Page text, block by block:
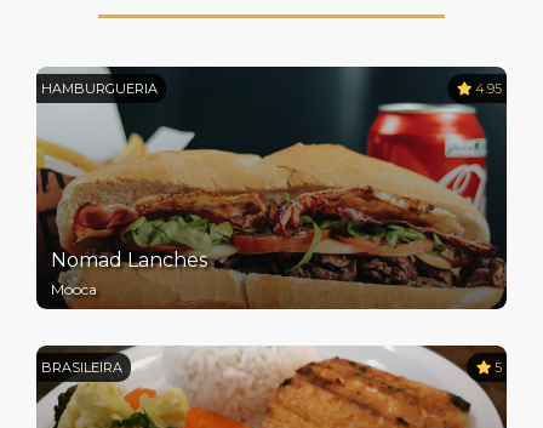
HAMBURGUERIA 4.95
Nomad Lanches
Mooca
BRASILEIRA 5